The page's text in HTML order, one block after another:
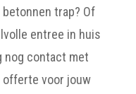
trap? Of
entree in huis
nog contact met
offerte voor jouw